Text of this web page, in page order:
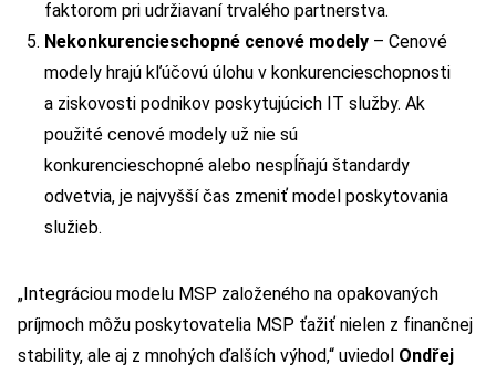
faktorom pri udržiavaní trvalého partnerstva.
Nekonkurencieschopné cenové modely – Cenové
modely hrajú kľúčovú úlohu v konkurencieschopnosti
a ziskovosti podnikov poskytujúcich IT služby. Ak
použité cenové modely už nie sú
konkurencieschopné alebo nespĺňajú štandardy
odvetvia, je najvyšší čas zmeniť model poskytovania
služieb.
„Integráciou modelu MSP založeného na opakovaných
príjmoch môžu poskytovatelia MSP ťažiť nielen z finančnej
stability, ale aj z mnohých ďalších výhod,“ uviedol Ondřej